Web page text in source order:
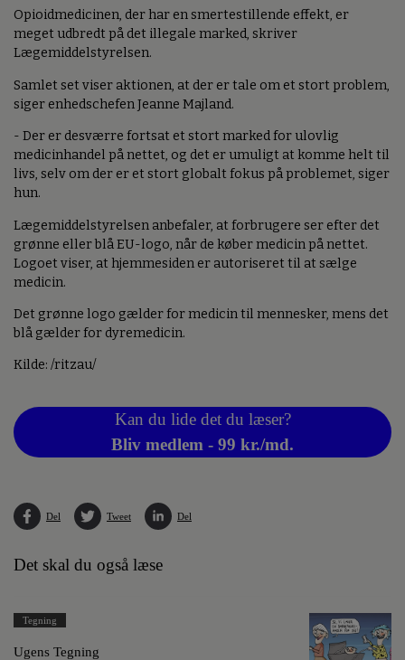
Opioidmedicinen, der har en smertestillende effekt, er
meget udbredt på det illegale marked, skriver
Lægemiddelstyrelsen.
Samlet set viser aktionen, at der er tale om et stort problem,
siger enhedschefen Jeanne Majland.
- Der er desværre fortsat et stort marked for ulovlig
medicinhandel på nettet, og det er umuligt at komme helt til
livs, selv om der er et stort globalt fokus på problemet, siger
hun.
Lægemiddelstyrelsen anbefaler, at forbrugere ser efter det
grønne eller blå EU-logo, når de køber medicin på nettet.
Logoet viser, at hjemmesiden er autoriseret til at sælge
medicin.
Det grønne logo gælder for medicin til mennesker, mens det
blå gælder for dyremedicin.
Kilde: /ritzau/
Kan du lide det du læser?
Bliv medlem - 99 kr./md.
Del Tweet Del
Det skal du også læse
Tegning
Ugens Tegning